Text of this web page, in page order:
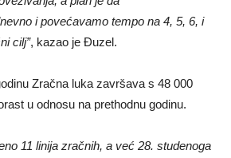
i povećavamo tempo na 4, 5, 6, i
cilj”, kazao je Đuzel.
Zračna luka završava s 48 000
u odnosu na prethodnu godinu.
11 linija zračnih, a već 28. studenoga